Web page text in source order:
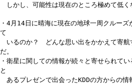
しかし、可能性は現在のところ極めて低く
・4月14日に晴海に現在の地球一周クルー
て
いるのか？ どんな思い出をかかえて寄
だ。
・衛星に関しての情報が続々と寄せられて
と
あるプレゼンで出会ったKDDの方からの情